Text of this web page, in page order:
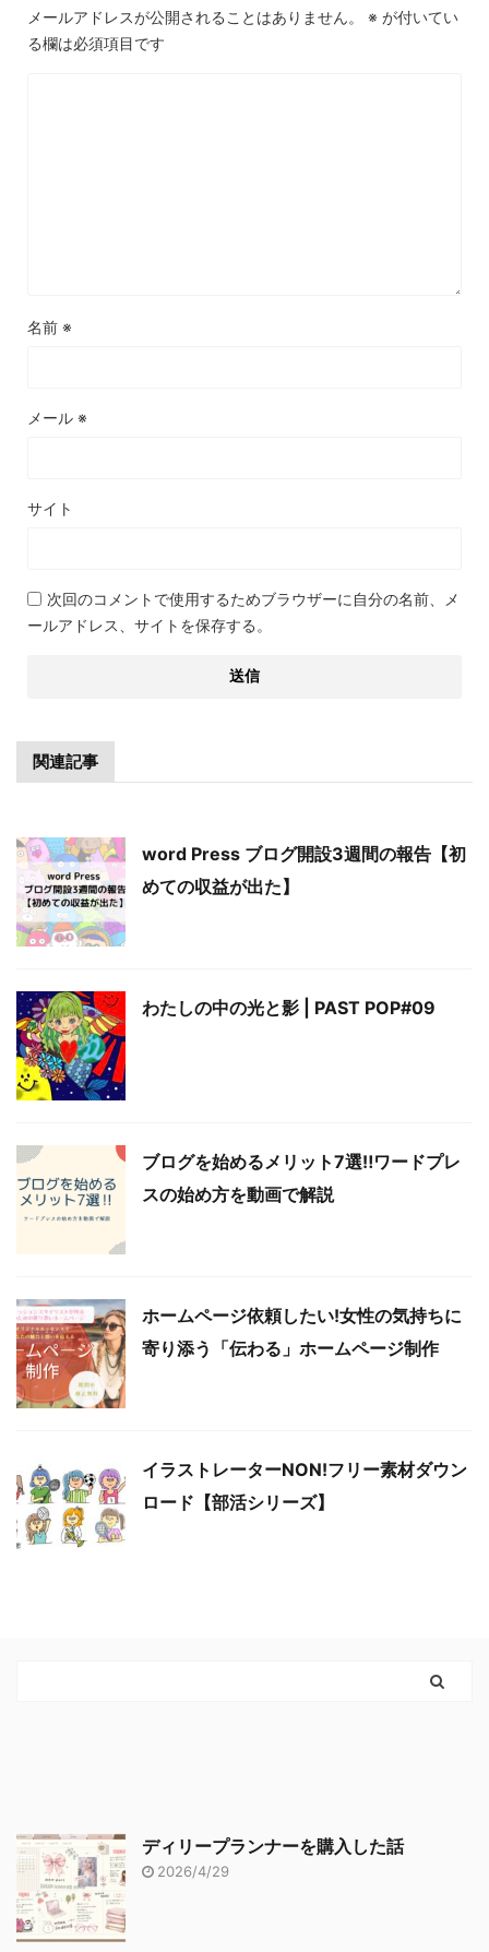
メールアドレスが公開されることはありません。 ※ が付いてい
る欄は必須項目です
名前 ※
メール ※
サイト
次回のコメントで使用するためブラウザーに自分の名前、メ
ールアドレス、サイトを保存する。
関連記事
word Press ブログ開設3週間の報告【初
めての収益が出た】
わたしの中の光と影 | PAST POP#09
ブログを始めるメリット7選‼︎ワードプレ
スの始め方を動画で解説
ホームページ依頼したい!女性の気持ちに
寄り添う「伝わる」ホームページ制作
イラストレーターNON!フリー素材ダウン
ロード【部活シリーズ】
ディリープランナーを購入した話
2026/4/29